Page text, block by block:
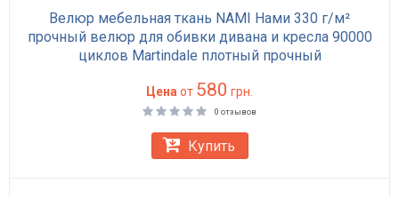
Велюр мебельная ткань NAMI Нами 330 г/м²
прочный велюр для обивки дивана и кресла 90000
циклов Martindale плотный прочный
Цена от 580 грн.
0 отзывов
Купить